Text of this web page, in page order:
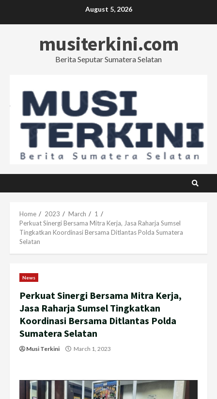
August 5, 2026
musiterkini.com
Berita Seputar Sumatera Selatan
Home 2023 March
1
Perkuat Sinergi Bersama Mitra Kerja, Jasa Raharja Sumsel
Tingkatkan Koordinasi Bersama Ditlantas Polda Sumatera
Selatan
News
Perkuat Sinergi Bersama Mitra Kerja,
Jasa Raharja Sumsel Tingkatkan
Koordinasi Bersama Ditlantas Polda
Sumatera Selatan
Musi Terkini March 1, 2023